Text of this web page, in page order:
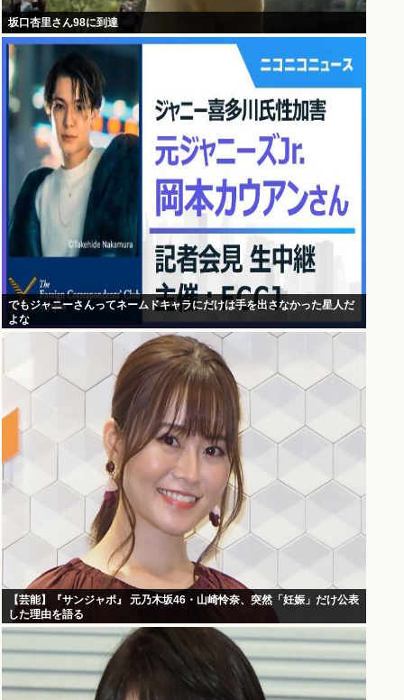
坂口杏里さん98に到達
でもジャニーさんってネームドキャラにだけは手を出さなかった星人だ
よな
【芸能】『サンジャポ』 元乃木坂46・山崎怜奈、突然「妊娠」だけ公表
した理由を語る